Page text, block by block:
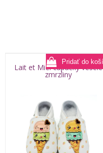
Lait et Miel capačky veselé
zmrzliny